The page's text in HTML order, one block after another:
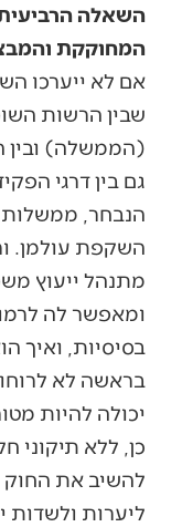
השאלה
המחוקקת
אם לא ייערכו
שבין הרשות
(הממשלה)
גם בין דרגי
הנבחר, ממשלות
השקפת עולמן.
מתנהל ייעוץ
ומאפשר לה
בסיסיות, ואיך
בראשה לא
יכולה להיות
כן, ללא תיקוני
להשיב את החוק
ליערות